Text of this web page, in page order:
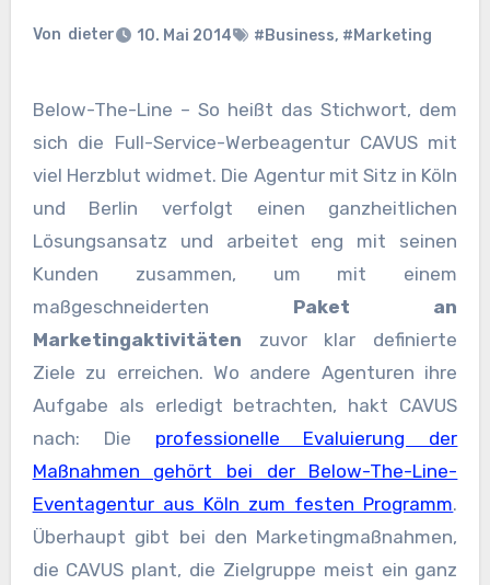
Von dieter 10. Mai 2014 #Business, #Marketing
Below-The-Line – So heißt das Stichwort, dem
sich die Full-Service-Werbeagentur CAVUS mit
viel Herzblut widmet. Die Agentur mit Sitz in Köln
und Berlin verfolgt einen ganzheitlichen
Lösungsansatz und arbeitet eng mit seinen
Kunden zusammen, um mit einem
maßgeschneiderten Paket an
Marketingaktivitäten zuvor klar definierte
Ziele zu erreichen. Wo andere Agenturen ihre
Aufgabe als erledigt betrachten, hakt CAVUS
nach: Die professionelle Evaluierung der
Maßnahmen gehört bei der Below-The-Line-
Eventagentur aus Köln zum festen Programm.
Überhaupt gibt bei den Marketingmaßnahmen,
die CAVUS plant, die Zielgruppe meist ein ganz